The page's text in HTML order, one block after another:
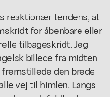
reaktionær tendens, at
for åbenbare eller
tilbageskridt. Jeg
billede fra midten
den brede
vej til himlen. Langs